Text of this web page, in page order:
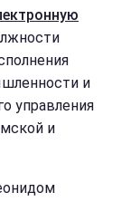
и
управления
и